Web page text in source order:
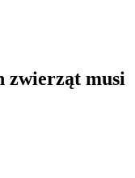
zwierząt musi